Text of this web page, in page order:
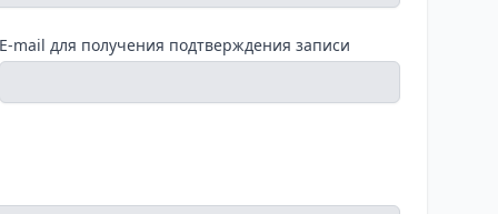
mail для получения подтверждения записи